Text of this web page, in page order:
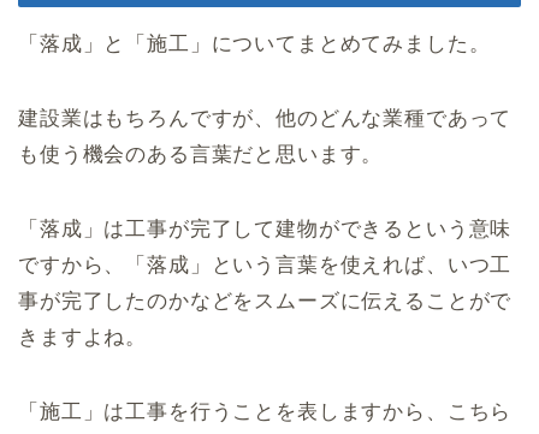
「落成」と「施工」についてまとめてみました。
建設業はもちろんですが、他のどんな業種であって
も使う機会のある言葉だと思います。
「落成」は工事が完了して建物ができるという意味
ですから、「落成」という言葉を使えれば、いつ工
事が完了したのかなどをスムーズに伝えることがで
きますよね。
「施工」は工事を行うことを表しますから、こちら